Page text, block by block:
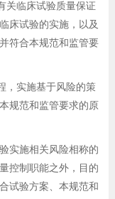
临床试验质量保证
床试验的实施，以及
符合本规范和监管要
实施基于风险的策
规范和监管要求的原
实施相关风险相称的
控制职能之外，目的
试验方案、本规范和